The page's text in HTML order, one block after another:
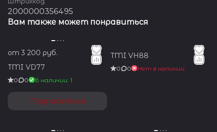
2000000356495
Вам также может понравиться
от 3 200 руб.
TMI VD77
0 0 В наличии: 1
Подписаться
TMI VH88
0 0 Нет в наличии